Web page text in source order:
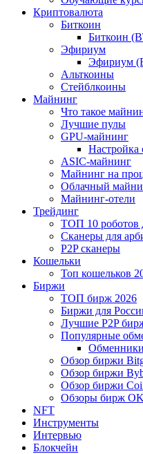
Криптовалюта
Биткоин
Биткоин
Эфириум
Эфириум
Альткоины
Стейблкоины
Майнинг
Что такое
Лучшие пулы
GPU-майнинг
Настройка
ASIC-майнинг
Майнинг на
Облачный
Майнинг-отели
Трейдинг
ТОП 10 роботов
Сканеры для
P2P сканеры
Кошельки
Топ кошельков
Биржи
ТОП бирж 2026
Биржи для
Лучшие P2P
Популярные
Обзор биржи
Обзор биржи
Обзор биржи
Обзоры бирж
NFT
Инструменты
Интервью
Блокчейн